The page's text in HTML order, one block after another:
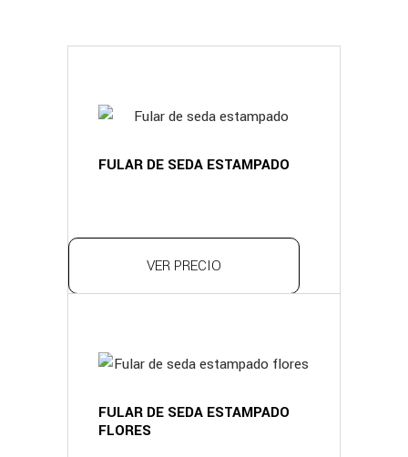
FULAR DE SEDA ESTAMPADO
VER PRECIO
FULAR DE SEDA ESTAMPADO
FLORES